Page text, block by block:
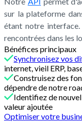
sur la plateforme
étant notre
rencontrées dans les
Bénéfices principaux
Synchronisez vos
internet, vieil ERP,
Construisez des
dépendre de notre
Identifiez de
valeur ajoutée
Optimiser votre